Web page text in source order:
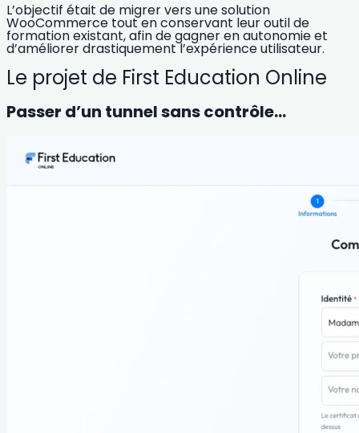
L’objectif était de migrer vers unesolution
WooCommerce tout en conservant leur outil de
formation existant, afin degagner en autonomieet
d’améliorer drastiquement l’expérience utilisateur.
Le projet de First Education Online
Passer d’un tunnel sans contrôle…